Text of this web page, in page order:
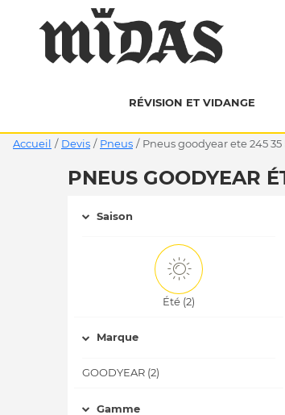
RÉVISION ET VIDANGE
Accueil / Devis / Pneus / pneus goodyear ete 245 35
PNEUS GOODYEAR
Saison
Été (2)
Marque
GOODYEAR (2)
Gamme